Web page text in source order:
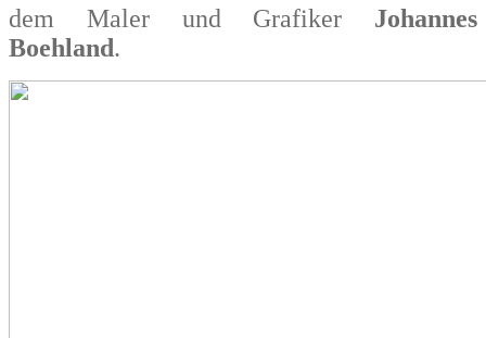
dem Maler und Grafiker Johannes
Boehland.